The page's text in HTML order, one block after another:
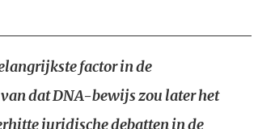
factor in de
dat DNA-bewijs zou later het
juridische debatten in de